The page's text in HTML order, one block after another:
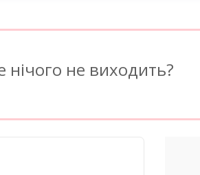
нічого не виходить?